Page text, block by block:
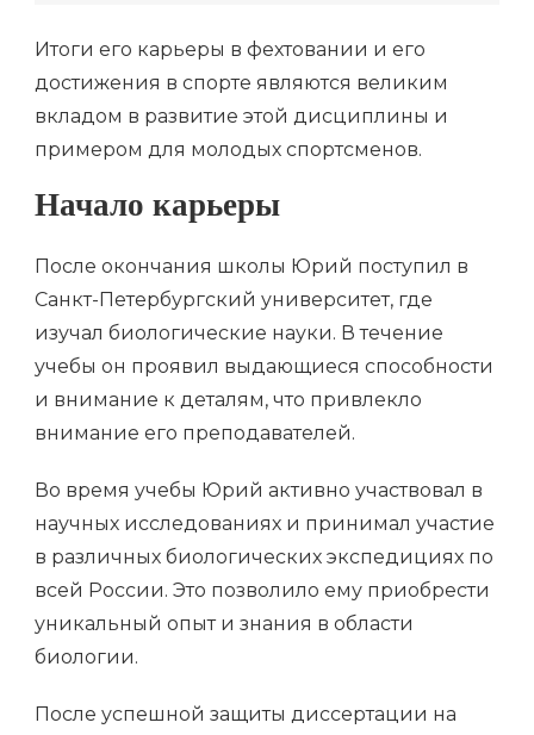
Итоги его карьеры в фехтовании и его
достижения в спорте являются великим
вкладом в развитие этой дисциплины и
примером для молодых спортсменов.
Начало карьеры
После окончания школы Юрий поступил в
Санкт-Петербургский университет, где
изучал биологические науки. В течение
учебы он проявил выдающиеся способности
и внимание к деталям, что привлекло
внимание его преподавателей.
Во время учебы Юрий активно участвовал в
научных исследованиях и принимал участие
в различных биологических экспедициях по
всей России. Это позволило ему приобрести
уникальный опыт и знания в области
биологии.
После успешной защиты диссертации на